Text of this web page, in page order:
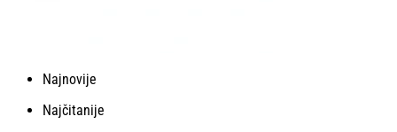
Najnovije
Najčitanije